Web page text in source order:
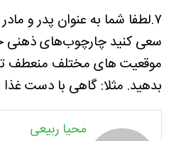
۷.لطفا شما به عنوان پدر و
سعی کنید چارچوب‌های ذهنی
موقعیت های مختلف منعطف
بدهید. مثلا: گاهی با دست غذا
محیا ربیعی